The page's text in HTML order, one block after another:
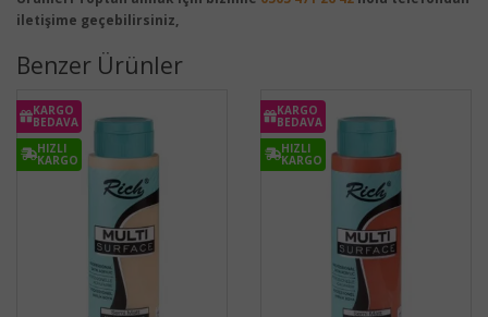
iletişime geçebilirsiniz,
Benzer Ürünler
KARGO
BEDAVA
HIZLI
KARGO
KARGO
BEDAVA
HIZLI
KARGO